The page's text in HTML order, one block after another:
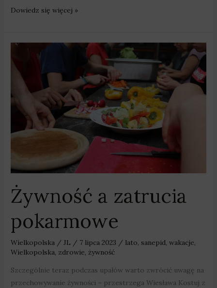
Dowiedz się więcej »
Żywność a zatrucia
pokarmowe
Wielkopolska/ JL / 7 lipca 2023 / lato, sanepid, wakacje,
Wielkopolska, zdrowie, żywność
Szczególnie teraz podczas upałów warto zwrócić uwagę na
przechowywanie żywności – przestrzega Wiesława Kostuj z
zatrucia
pokarmowe